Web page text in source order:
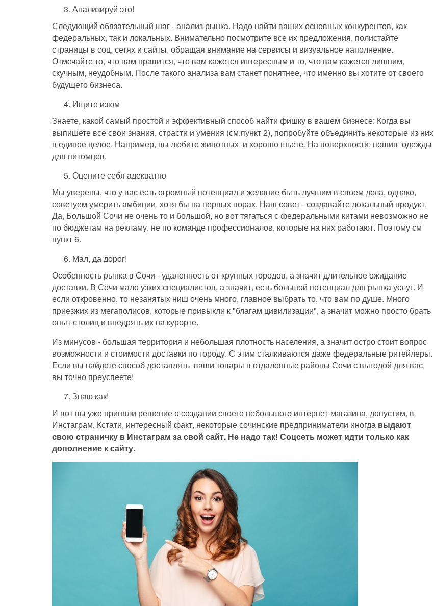
Анализируй это!
Следующий обязательный шаг - анализ рынка. Надо найти ваших основных конкурентов, как
федеральных, так и локальных. Внимательно посмотрите все их предложения, полистайте
страницы в соц. сетях и сайты, обращая внимание на сервисы и визуальное наполнение.
Отмечайте то, что вам нравится, что вам кажется интересным и то, что вам кажется лишним,
скучным, неудобным. После такого анализа вам станет понятнее, что именно вы хотите от своего
будущего бизнеса.
Ищите изюм
Знаете, какой самый простой и эффективный способ найти фишку в вашем бизнесе: Когда вы
выпишете все свои знания, страсти и умения (см.пункт 2), попробуйте объединить некоторые из них
в единое целое. Например, вы любите животных и хорошо шьете. На поверхности: пошив одежды
для питомцев.
Оцените себя адекватно
Мы уверены, что у вас есть огромный потенциал и желание быть лучшим в своем дела, однако,
советуем умерить амбиции, хотя бы на первых порах. Наш совет - создавайте локальный продукт.
Да, Большой Сочи не очень то и большой, но вот тягаться с федеральными китами невозможно не
по бюджетам на рекламу, не по команде профессионалов, которые на них работают. Поэтому см
пункт 6.
Мал, да дорог!
Особенность рынка в Сочи - удаленность от крупных городов, а значит длительное ожидание
доставки. В Сочи мало узких специалистов, а значит, есть большой потенциал для рынка услуг. И
если откровенно, то незанятых ниш очень много, главное выбрать то, что вам по душе. Много
приезжих из мегаполисов, которые привыкли к "благам цивилизации", а значит можно просто брать
опыт столиц и внедрять их на курорте.
Из минусов - большая территория и небольшая плотность населения, а значит остро стоит вопрос
возможности и стоимости доставки по городу. С этим сталкиваются даже федеральные ритейлеры.
Если вы найдете способ доставлять ваши товары в отдаленные районы Сочи с выгодой для вас,
вы точно преуспеете!
Знаю как!
И вот вы уже приняли решение о создании своего небольшого интернет-магазина, допустим, в
Инстаграм. Кстати, интересный факт, некоторые сочинские предприниматели иногда выдают
свою страничку в Инстаграм за свой сайт. Не надо так! Соцсеть может идти только как
дополнение к сайту.